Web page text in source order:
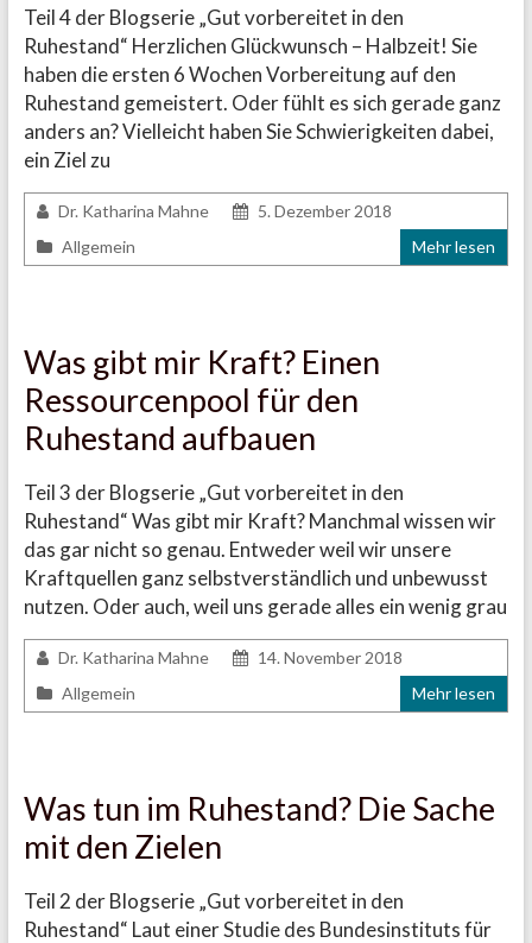
Teil 4 der Blogserie „Gut vorbereitet in den
Ruhestand“ Herzlichen Glückwunsch – Halbzeit! Sie
haben die ersten 6 Wochen Vorbereitung auf den
Ruhestand gemeistert. Oder fühlt es sich gerade ganz
anders an? Vielleicht haben Sie Schwierigkeiten dabei,
ein Ziel zu
Dr. Katharina Mahne
5. Dezember 2018
Allgemein
Mehr lesen
Was gibt mir Kraft? Einen
Ressourcenpool für den
Ruhestand aufbauen
Teil 3 der Blogserie „Gut vorbereitet in den
Ruhestand“ Was gibt mir Kraft? Manchmal wissen wir
das gar nicht so genau. Entweder weil wir unsere
Kraftquellen ganz selbstverständlich und unbewusst
nutzen. Oder auch, weil uns gerade alles ein wenig grau
Dr. Katharina Mahne
14. November 2018
Allgemein
Mehr lesen
Was tun im Ruhestand? Die Sache
mit den Zielen
Teil 2 der Blogserie „Gut vorbereitet in den
Ruhestand“ Laut einer Studie des Bundesinstituts für